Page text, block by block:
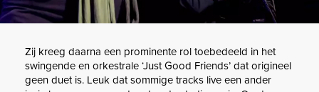
Zij kreeg daarna een prominente rol toebedeeld in het
swingende en orkestrale ‘Just Good Friends’ dat origineel
geen duet is. Leuk dat sommige tracks live een ander